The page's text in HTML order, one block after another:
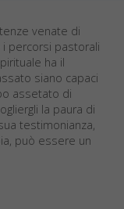
venate di
percorsi pastorali
ha il
siano capaci
assetato di
la paura di
testimonianza,
può essere un